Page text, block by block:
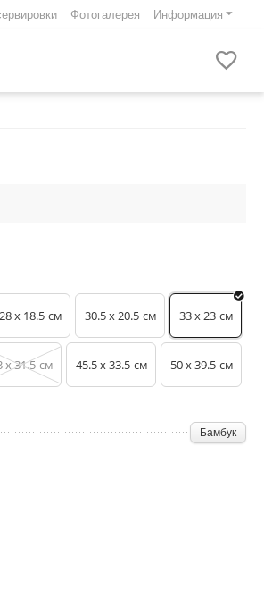
Фотогалерея Информация
28 x 18.5 см 30.5 x 20.5 см 33 x 23 см
x 31.5 см 45.5 x 33.5 см 50 x 39.5 см
Бамбук